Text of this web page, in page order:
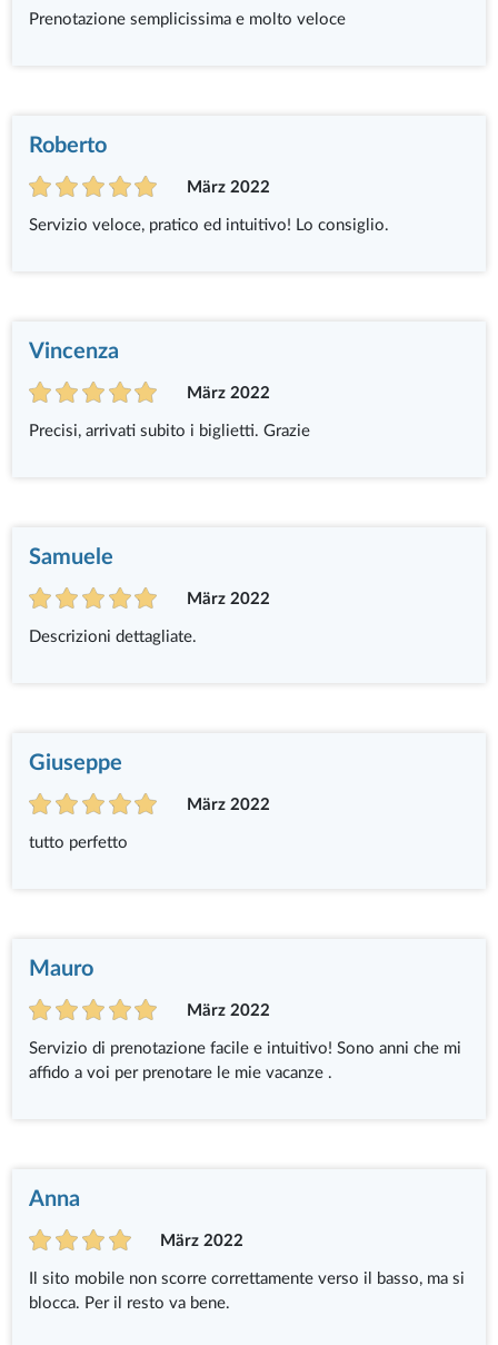
Prenotazione semplicissima e molto veloce
Roberto
März 2022
Servizio veloce, pratico ed intuitivo! Lo consiglio.
Vincenza
März 2022
Precisi, arrivati subito i biglietti. Grazie
Samuele
März 2022
Descrizioni dettagliate.
Giuseppe
März 2022
tutto perfetto
Mauro
März 2022
Servizio di prenotazione facile e intuitivo! Sono anni che mi
affido a voi per prenotare le mie vacanze .
Anna
März 2022
Il sito mobile non scorre correttamente verso il basso, ma si
blocca. Per il resto va bene.